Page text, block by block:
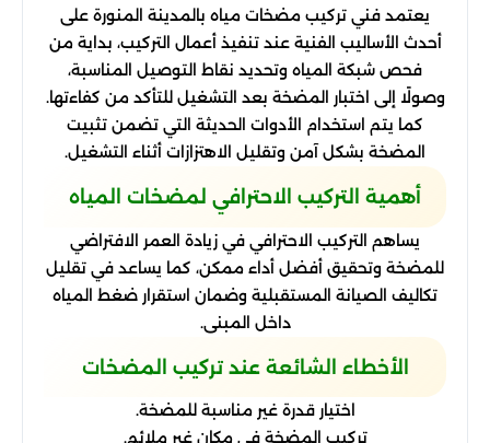
يعتمد فني تركيب مضخات مياه بالمدينة المنورة على
أحدث الأساليب الفنية عند تنفيذ أعمال التركيب، بداية من
فحص شبكة المياه وتحديد نقاط التوصيل المناسبة،
وصولًا إلى اختبار المضخة بعد التشغيل للتأكد من كفاءتها.
كما يتم استخدام الأدوات الحديثة التي تضمن تثبيت
المضخة بشكل آمن وتقليل الاهتزازات أثناء التشغيل.
أهمية التركيب الاحترافي لمضخات المياه
يساهم التركيب الاحترافي في زيادة العمر الافتراضي
للمضخة وتحقيق أفضل أداء ممكن، كما يساعد في تقليل
تكاليف الصيانة المستقبلية وضمان استقرار ضغط المياه
داخل المبنى.
الأخطاء الشائعة عند تركيب المضخات
اختيار قدرة غير مناسبة للمضخة.
تركيب المضخة في مكان غير ملائم.